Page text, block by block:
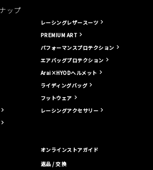
ップ
レーシングレザースーツ
PREMIUM ART
パフォーマンスプロテクション
エアバッグプロテクション
Arai×HYODヘルメット
ライディングバッグ
フットウェア
レーシングアクセサリー
オンラインストアガイド
返品 / 交換